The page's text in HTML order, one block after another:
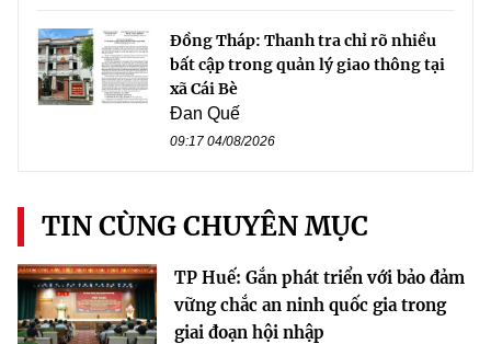
Đồng Tháp: Thanh tra chỉ rõ nhiều
bất cập trong quản lý giao thông tại
xã Cái Bè
Đan Quế
09:17 04/08/2026
TIN CÙNG CHUYÊN MỤC
TP Huế: Gắn phát triển với bảo đảm
vững chắc an ninh quốc gia trong
giai đoạn hội nhập